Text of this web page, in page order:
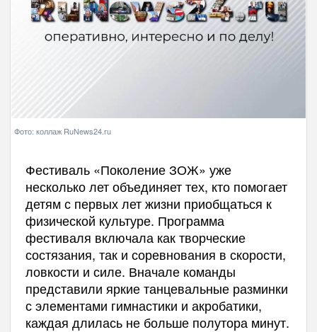
Фото: коллаж RuNews24.ru
Фестиваль «Поколение ЗОЖ» уже
несколько лет объединяет тех, кто помогает
детям с первых лет жизни приобщаться к
физической культуре. Программа
фестиваля включала как творческие
состязания, так и соревнования в скорости,
ловкости и силе. Вначале команды
представили яркие танцевальные разминки
с элементами гимнастики и акробатики,
каждая длилась не больше полутора минут.